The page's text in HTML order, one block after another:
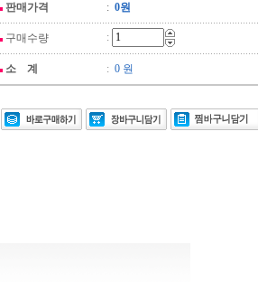
판매가격 : 0원
구매수량 :
소 계 : 0 원